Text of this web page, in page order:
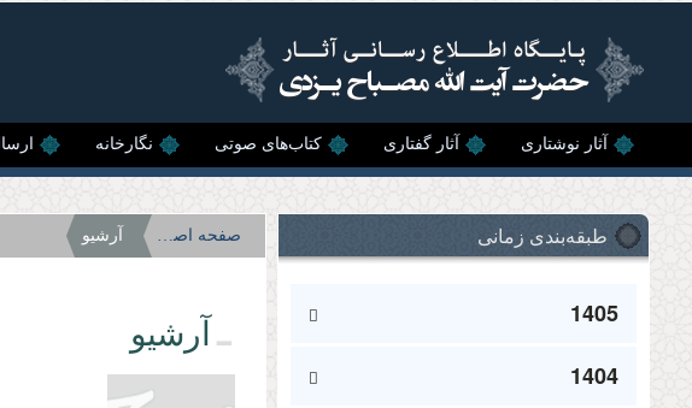
آثار نوشتاری آثار گفتاری کتاب‌های صوتی نگارخانه
طبقه‌بندی زمانی
1405
1404
صفحه اصلی آرشیو
آرشیو